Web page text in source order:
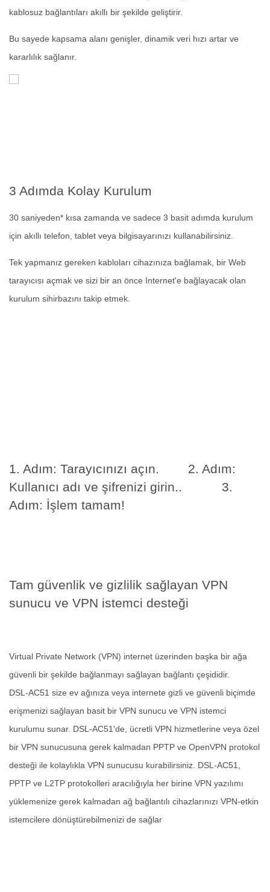
kablosuz bağlantıları akıllı bir şekilde geliştirir.
Bu sayede kapsama alanı genişler, dinamik veri hızı artar ve
kararlılık sağlanır.
3 Adımda Kolay Kurulum
30 saniyeden* kısa zamanda ve sadece 3 basit adımda kurulum
için akıllı telefon, tablet veya bilgisayarınızı kullanabilirsiniz.
Tek yapmanız gereken kabloları cihazınıza bağlamak, bir Web
tarayıcısı açmak ve sizi bir an önce Internet'e bağlayacak olan
kurulum sihirbazını takip etmek.
1. Adım: Tarayıcınızı açın. 2. Adım:
Kullanıcı adı ve şifrenizi girin.. 3.
Adım: İşlem tamam!
Tam güvenlik ve gizlilik sağlayan VPN
sunucu ve VPN istemci desteği
Virtual Private Network (VPN) internet üzerinden başka bir ağa
güvenli bir şekilde bağlanmayı sağlayan bağlantı çeşididir.
DSL-AC51 size ev ağınıza veya internete gizli ve güvenli biçimde
erişmenizi sağlayan basit bir VPN sunucu ve VPN istemci
kurulumu sunar. DSL-AC51'de, ücretli VPN hizmetlerine veya özel
bir VPN sunucusuna gerek kalmadan PPTP ve OpenVPN protokol
desteği ile kolaylıkla VPN sunucusu kurabilirsiniz. DSL-AC51,
PPTP ve L2TP protokolleri aracılığıyla her birine VPN yazılımı
yüklemenize gerek kalmadan ağ bağlantılı cihazlarınızı VPN-etkin
istemcilere dönüştürebilmenizi de sağlar